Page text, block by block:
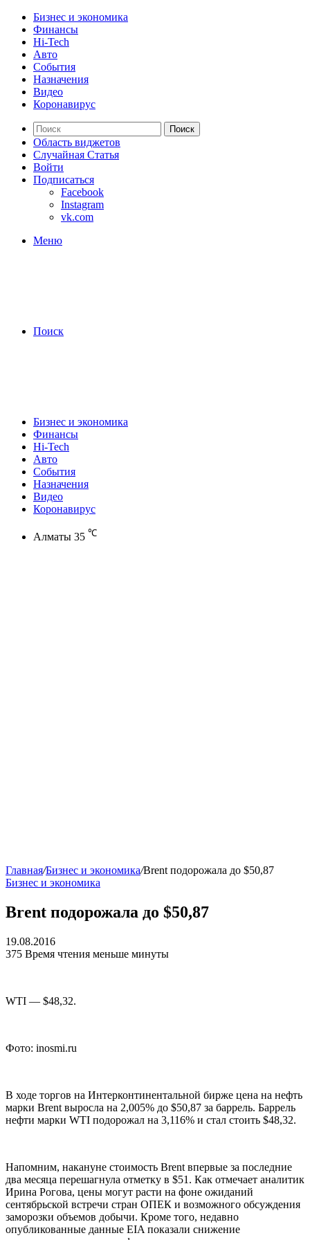
Бизнес и экономика
Финансы
Hi-Tech
Авто
События
Назначения
Видео
Коронавирус
Поиск
Область виджетов
Случайная Статья
Войти
Подписаться
Facebook
Instagram
vk.com
Меню
Поиск
Бизнес и экономика
Финансы
Hi-Tech
Авто
События
Назначения
Видео
Коронавирус
Алматы 35 ℃
Главная/Бизнес и экономика/Brent подорожала до $50,87
Бизнес и экономика
Brent подорожала до $50,87
19.08.2016
375 Время чтения меньше минуты
WTI — $48,32.
Фото: inosmi.ru
В ходе торгов на Интерконтинентальной бирже цена на нефть
марки Brent выросла на 2,005% до $50,87 за баррель. Баррель
нефти марки WTI подорожал на 3,116% и стал стоить $48,32.
Напомним, накануне стоимость Brent впервые за последние
два месяца перешагнула отметку в $51. Как отмечает аналитик
Ирина Рогова, цены могут расти на фоне ожиданий
сентябрьской встречи стран ОПЕК и возможного обсуждения
заморозки объемов добычи. Кроме того, недавно
опубликованные данные EIA показали снижение